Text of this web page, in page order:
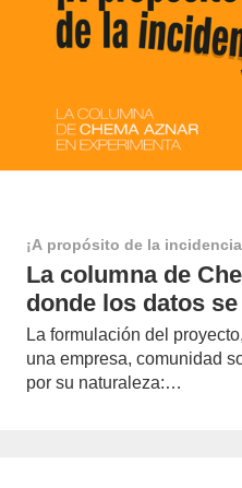
¡A propósito de la
La columna de
donde los datos
La formulación del
una empresa, comunidad
por su naturaleza:…